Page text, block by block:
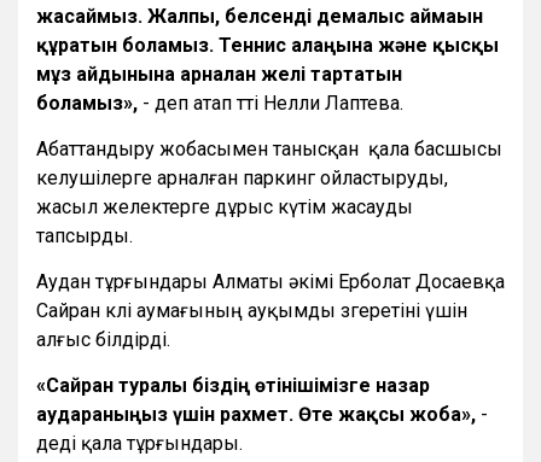
жасаймыз. Жалпы, белсенді демалыс аймағын
құратын боламыз. Теннис алаңына және қысқы
мұз айдынына арналған желі тартатын
боламыз», - деп атап өтті Нелли Лаптева.
Абаттандыру жобасымен танысқан қала басшысы
келушілерге арналған паркинг ойластыруды,
жасыл желектерге дұрыс күтім жасауды
тапсырды.
Аудан тұрғындары Алматы әкімі Ерболат Досаевқа
Сайран көлі аумағының ауқымды өзгеретіні үшін
алғыс білдірді.
«Сайран туралы біздің өтінішімізге назар
аударғаныңыз үшін рахмет. Өте жақсы жоба», -
деді қала тұрғындары.